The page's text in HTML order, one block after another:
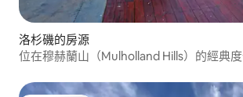
洛杉磯的房源
位在穆赫蘭山（Mulholland Hills）的經典